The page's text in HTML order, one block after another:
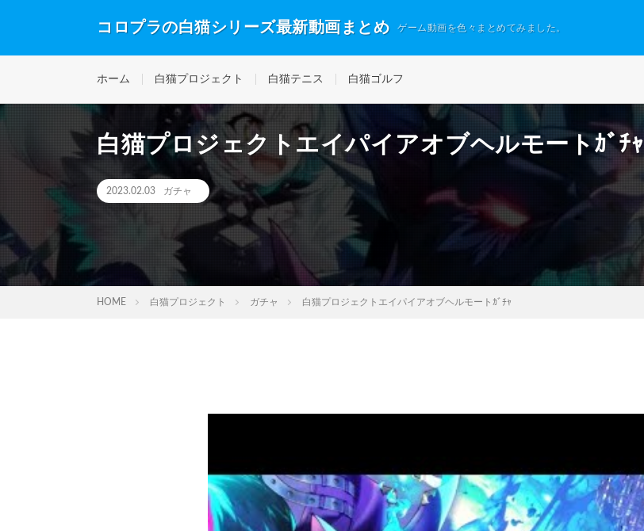
コロプラの白猫シリーズ最新動画まとめ ゲーム動画を色々まとめてみました。
ホーム 白猫プロジェクト 白猫テニス 白猫ゴルフ
白猫プロジェクトエイパイアオブヘルモートｶﾞﾁｬ
2023.02.03 ガチャ
HOME 白猫プロジェクト ガチャ 白猫プロジェクトエイパイアオブヘルモートｶﾞﾁｬ